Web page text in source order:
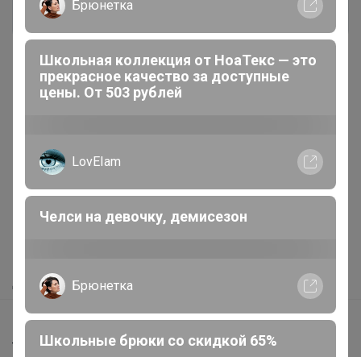
Как здесь все устроено?
Доставка
Шоурумы
Торговые марки
Брюнетка
Школьная коллекция от НоаТекс — это
прекрасное качество за доступные
цены. От 503 рублей
LovEIam
Челси на девочку, демисезон
Брюнетка
Школьные брюки со скидкой 65%